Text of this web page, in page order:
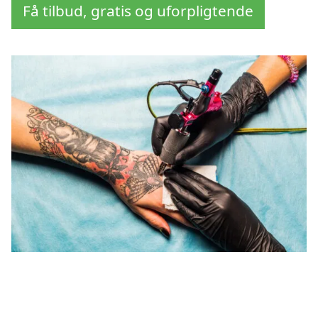
Få tilbud, gratis og uforpligtende